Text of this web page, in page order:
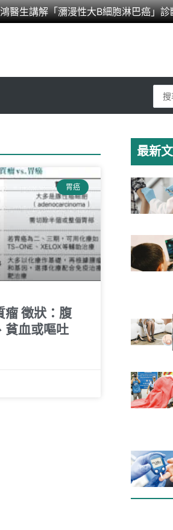
醫生講解「瀰漫性大B細胞淋巴癌」
...
胃癌
瘤 徵狀：腹
貧血或嘔吐
最新